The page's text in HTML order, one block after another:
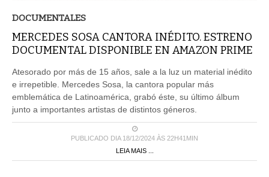
DOCUMENTALES
MERCEDES SOSA CANTORA INÉDITO. ESTRENO
DOCUMENTAL DISPONIBLE EN AMAZON PRIME
Atesorado por más de 15 años, sale a la luz un material inédito
e irrepetible. Mercedes Sosa, la cantora popular más
emblemática de Latinoamérica, grabó éste, su último álbum
junto a importantes artistas de distintos géneros.
PUBLICADO DIA 18/12/2024 ÀS 22H41MIN
LEIA MAIS ...